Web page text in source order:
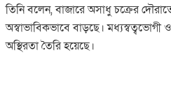
তিনি বলেন, বাজারে অসাধু চক্রের
অস্বাভাবিকভাবে বাড়ছে।
অস্থিরতা তৈরি হয়েছে।